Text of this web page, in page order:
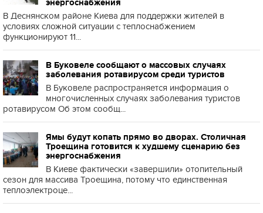
энергоснабжения
В Деснянском районе Киева для поддержки жителей в
условиях сложной ситуации с теплоснабжением
функционируют 11...
В Буковеле сообщают о массовых случаях
заболевания ротавирусом среди туристов
В Буковеле распространяется информация о
многочисленных случаях заболевания туристов
ротавирусом Об этом сообщ...
Ямы будут копать прямо во дворах. Столичная
Троещина готовится к худшему сценарию без
энергоснабжения
В Киеве фактически «завершили» отопительный
сезон для массива Троещина, потому что единственная
теплоэлектроце...